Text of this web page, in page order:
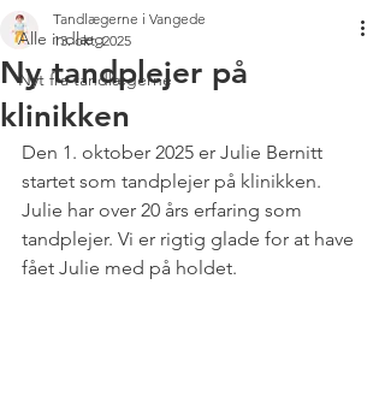
Alle indlæg
Nyt fra tandlægerne
Ny tandplejer på
klinikken
Tandlægerne i Vangede
13. okt. 2025
Den 1. oktober 2025 er Julie Bernitt
startet som tandplejer på klinikken.
Julie har over 20 års erfaring som
tandplejer. Vi er rigtig glade for at have
fået Julie med på holdet.